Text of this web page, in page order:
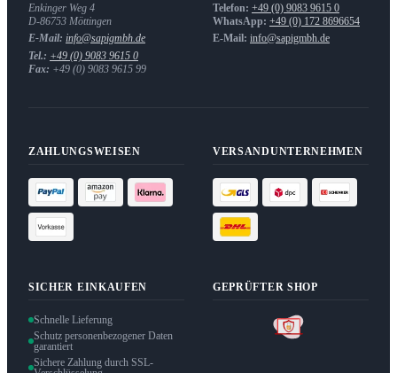
Enkinger Weg 4
D-86753 Möttingen
E-Mail: info@sapigmbh.de
Tel.: +49 (0) 9083 9615 0
Fax: +49 (0) 9083 9615 99
Telefon: +49 (0) 9083 9615 0
WhatsApp: +49 (0) 172 8696654
E-Mail: info@sapigmbh.de
ZAHLUNGSWEISEN VERSANDUNTERNEHMEN
SICHER EINKAUFEN
Schnelle Lieferung
Schutz personenbezogener Daten
garantiert
Sichere Zahlung durch SSL-
GEPRÜFTER SHOP